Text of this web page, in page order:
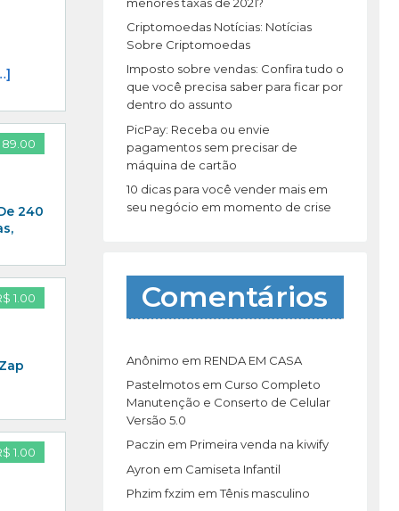
89.00
240
1.00
1.00
:
Criptomoedas Notícias: Notícias
Sobre Criptomoedas
Imposto sobre vendas: Confira tudo o
que você precisa saber para ficar por
dentro do assunto
PicPay: Receba ou envie
pagamentos sem precisar de
máquina de cartão
10 dicas para você vender mais em
seu negócio em momento de crise
Comentários
Anônimo em RENDA EM CASA
Pastelmotosem Curso Completo
Manutenção e Conserto de Celular
Versão 5.0
Paczin em Primeira venda na kiwify
Ayron em Camiseta Infantil
Phzim fxzim emTênis masculino